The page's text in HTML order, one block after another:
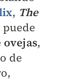
, The
puede
ovejas,
de